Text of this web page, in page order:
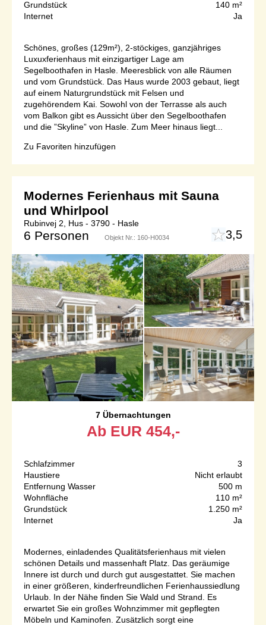
Grundstück
140 m²
Internet
Ja
Schönes, großes (129m²), 2-stöckiges, ganzjähriges
Luxuxferienhaus mit einzigartiger Lage am
Segelboothafen in Hasle. Meeresblick von alle Räumen
und vom Grundstück. Das Haus wurde 2003 gebaut, liegt
auf einem Naturgrundstück mit Felsen und
zugehörendem Kai. Sowohl von der Terrasse als auch
vom Balkon gibt es Aussicht über den Segelboothafen
und die ”Skyline” von Hasle. Zum Meer hinaus liegt...
Zu Favoriten hinzufügen
Modernes Ferienhaus mit Sauna
und Whirlpool
Rubinvej 2, Hus - 3790 - Hasle
6 Personen Objekt Nr.: 160-H0034 3,5
7 Übernachtungen
Ab EUR 454,-
Schlafzimmer
3
Haustiere
Nicht erlaubt
Entfernung Wasser
500 m
Wohnfläche
110 m²
Grundstück
1.250 m²
Internet
Ja
Modernes, einladendes Qualitätsferienhaus mit vielen
schönen Details und massenhaft Platz. Das geräumige
Innere ist durch und durch gut ausgestattet. Sie machen
in einer größeren, kinderfreundlichen Ferienhaussiedlung
Urlaub. In der Nähe finden Sie Wald und Strand. Es
erwartet Sie ein großes Wohnzimmer mit gepflegten
Möbeln und Kaminofen. Zusätzlich sorgt eine